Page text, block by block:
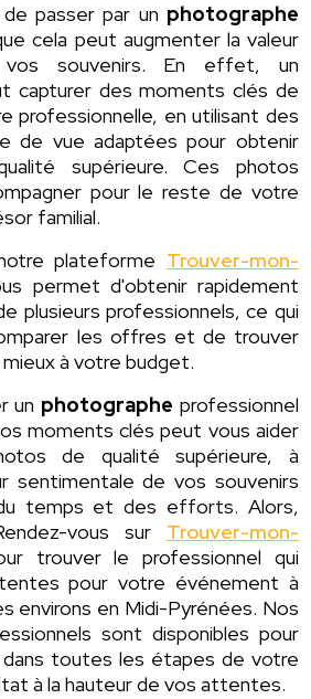
passer par un photographe
cela peut augmenter la valeur
vos souvenirs. En effet, un
capturer des moments clés de
professionnelle, en utilisant des
de vue adaptées pour obtenir
supérieure. Ces photos
pour le reste de votre
familial.
plateforme Trouver-mon-
permet d'obtenir rapidement
plusieurs professionnels, ce qui
les offres et de trouver
à votre budget.
un photographe professionnel
moments clés peut vous aider
de qualité supérieure, à
sentimentale de vos souvenirs
temps et des efforts. Alors,
vous sur Trouver-mon-
trouver le professionnel qui
pour votre événement à
environs en Midi-Pyrénées. Nos
sont disponibles pour
dans toutes les étapes de votre
à la hauteur de vos attentes.